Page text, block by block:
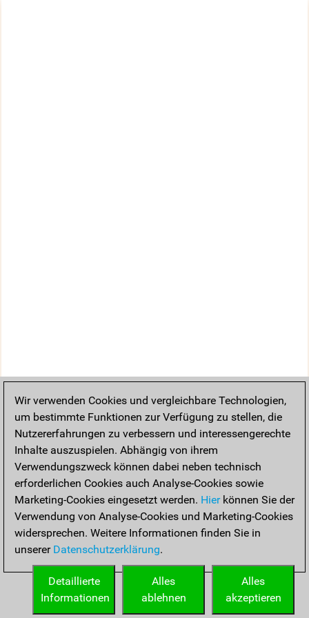
Wir verwenden Cookies und vergleichbare Technologien,
um bestimmte Funktionen zur Verfügung zu stellen, die
Nutzererfahrungen zu verbessern und interessengerechte
Inhalte auszuspielen. Abhängig von ihrem
Verwendungszweck können dabei neben technisch
erforderlichen Cookies auch Analyse-Cookies sowie
Marketing-Cookies eingesetzt werden. Hierkönnen Sie der
Verwendung von Analyse-Cookies und Marketing-Cookies
widersprechen. Weitere Informationen finden Sie in
unserer Datenschutzerklärung.
Alles
akzeptieren
Alles
ablehnen
Detaillierte
Informationen